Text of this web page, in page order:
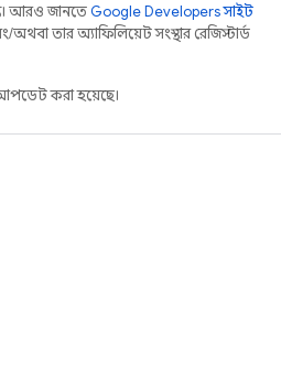
আরও জানতে,Google Developers সাইট
তার অ্যাফিলিয়েট সংস্থার রেজিস্টার্ড
করা হয়েছে।